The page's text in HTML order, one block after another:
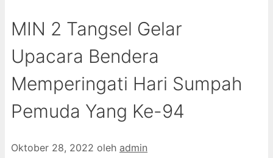
MIN 2 Tangsel Gelar
Upacara Bendera
Memperingati Hari Sumpah
Pemuda Yang Ke-94
Oktober 28, 2022 oleh admin